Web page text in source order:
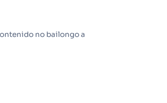
no bailongo a